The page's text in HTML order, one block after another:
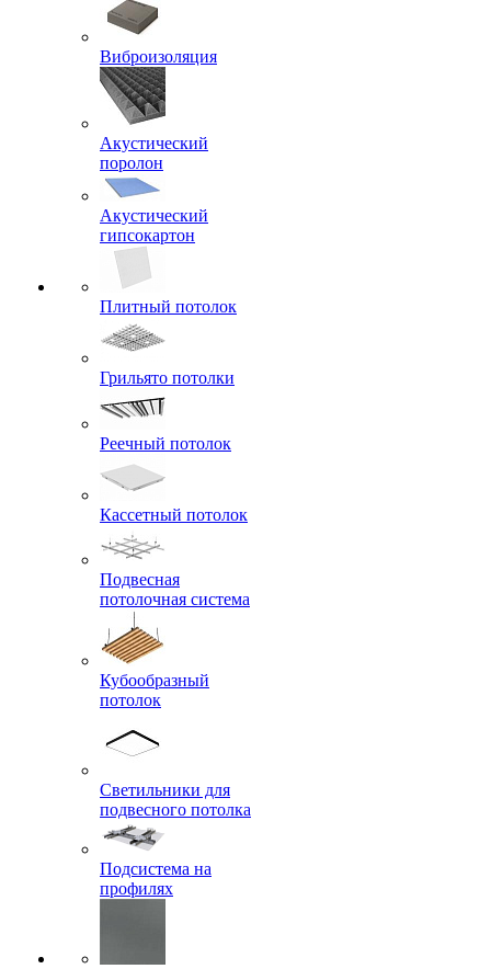
Виброизоляция
Акустический
поролон
Акустический
гипсокартон
Плитный потолок
Грильято потолки
Реечный потолок
Кассетный потолок
Подвесная
потолочная система
Кубообразный
потолок
Светильники для
подвесного потолка
Подсистема на
профилях